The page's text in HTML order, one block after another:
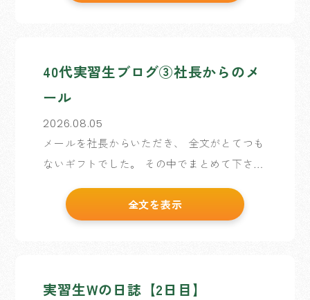
アイデアを出し合っています。 私たちのクラ
40代実習生ブログ③社長からのメ
ール
2026.08.05
メールを社長からいただき、 全文がとてつも
ないギフトでした。 その中でまとめて下さっ
文化に触れることは、 視野を広げ、課題を見
抜く力を養う大切な素養になる」 昨日楽しみ
全文を表示
実習生Wの日誌【2日目】